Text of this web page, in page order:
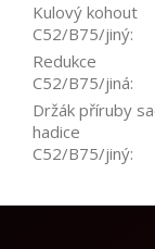
Kulový kohout
C52/B75/jiný:
Redukce
C52/B75/jiná:
Držák příruby
hadice
C52/B75/jiný: